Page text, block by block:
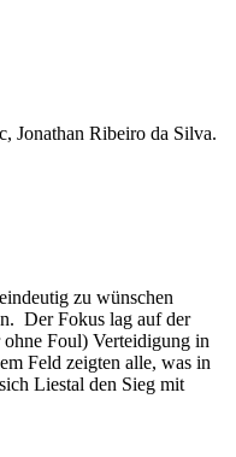
Jonathan Ribeiro da Silva.
zu wünschen
Der Fokus lag auf der
Foul) Verteidigung in
Feld zeigten alle, was in
Liestal den Sieg mit